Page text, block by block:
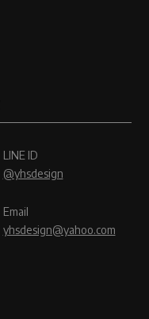
LINE ID
@yhsdesign
Email
yhsdesign@yahoo.com